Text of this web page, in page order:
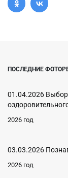
ПОСЛЕДНИЕ
01.04.2026
2026 год
03.03.2026
2026 год